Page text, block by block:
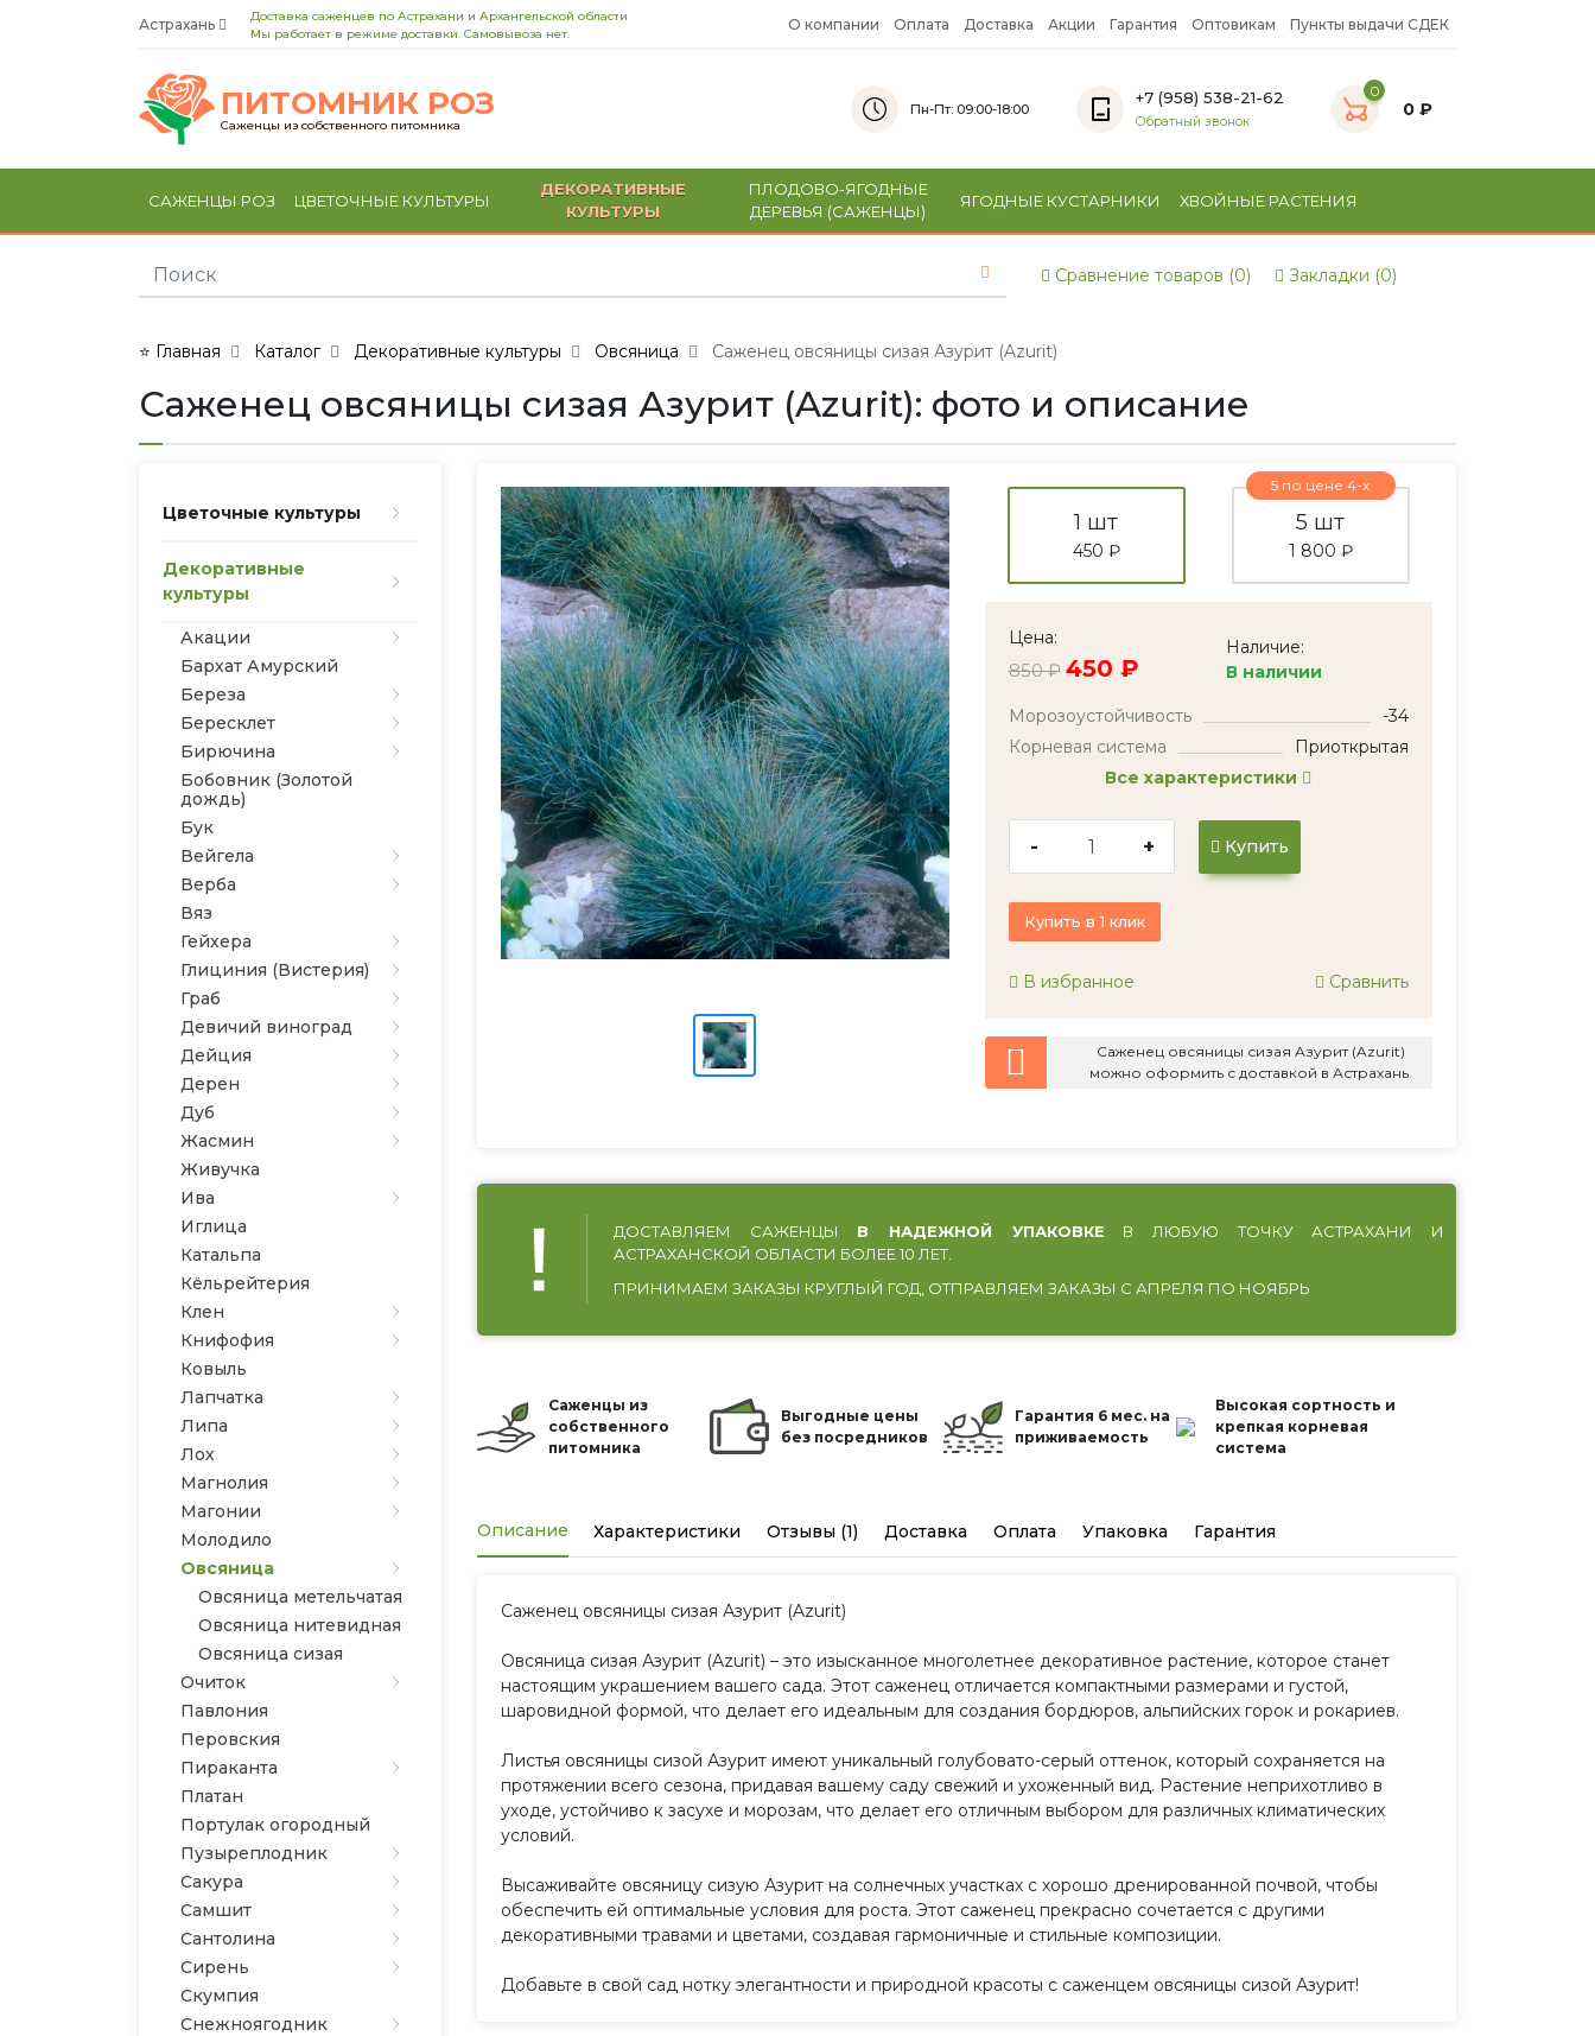
Астрахань
Доставка саженцев по Астрахани и Архангельской области
Мы работает в режиме доставки. Самовывоза нет.
О компании Оплата Доставка Акции Гарантия Оптовикам Пункты выдачи СДЕК
ПИТОМНИК РОЗ
Саженцы из собственного питомника
Пн-Пт: 09:00-18:00
+7 (958) 538-21-62
Обратный звонок
0
0 ₽
САЖЕНЦЫ РОЗ ЦВЕТОЧНЫЕ КУЛЬТУРЫ
ДЕКОРАТИВНЫЕ
КУЛЬТУРЫ
ПЛОДОВО-ЯГОДНЫЕ
ДЕРЕВЬЯ (САЖЕНЦЫ)
ЯГОДНЫЕ КУСТАРНИКИ ХВОЙНЫЕ РАСТЕНИЯ
Сравнение товаров (0) Закладки (0)
⭐ Главная Каталог Декоративные культуры Овсяница Саженец овсяницы сизая Азурит (Azurit)
Саженец овсяницы сизая Азурит (Azurit): фото и описание
Цветочные культуры
Декоративные
культуры
Акации
Бархат Амурский
Береза
Бересклет
Бирючина
Бобовник (Золотой
дождь)
Бук
Вейгела
Верба
Вяз
Гейхера
Глициния (Вистерия)
Граб
Девичий виноград
Дейция
Дерен
Дуб
Жасмин
Живучка
Ива
Иглица
Катальпа
Кёльрейтерия
Клен
Книфофия
Ковыль
Лапчатка
Липа
Лох
Магнолия
Магонии
Молодило
Овсяница
Овсяница метельчатая
Овсяница нитевидная
Овсяница сизая
Очиток
Павлония
Перовския
Пираканта
Платан
Портулак огородный
Пузыреплодник
Сакура
Самшит
Сантолина
Сирень
Скумпия
Снежноягодник
1 шт
450 ₽
5 по цене 4-х
5 шт
1 800 ₽
Цена:
850 ₽ 450 ₽
Наличие:
В наличии
Морозоустойчивость
-34
Корневая система
Приоткрытая
Все характеристики
- + Купить
Купить в 1 клик
В избранное Сравнить
Саженец овсяницы сизая Азурит (Azurit)
можно оформить с доставкой в Астрахань.
ДОСТАВЛЯЕМ САЖЕНЦЫ В НАДЕЖНОЙ УПАКОВКЕ В ЛЮБУЮ ТОЧКУ АСТРАХАНИ И
АСТРАХАНСКОЙ ОБЛАСТИ БОЛЕЕ 10 ЛЕТ.
ПРИНИМАЕМ ЗАКАЗЫ КРУГЛЫЙ ГОД, ОТПРАВЛЯЕМ ЗАКАЗЫ С АПРЕЛЯ ПО НОЯБРЬ
Саженцы из
собственного
питомника
Выгодные цены
без посредников
Гарантия 6 мес. на
приживаемость
Высокая сортность и
крепкая корневая
система
Описание Характеристики Отзывы (1) Доставка Оплата Упаковка Гарантия
Саженец овсяницы сизая Азурит (Azurit)
Овсяница сизая Азурит (Azurit) – это изысканное многолетнее декоративное растение, которое станет
настоящим украшением вашего сада. Этот саженец отличается компактными размерами и густой,
шаровидной формой, что делает его идеальным для создания бордюров, альпийских горок и рокариев.
Листья овсяницы сизой Азурит имеют уникальный голубовато-серый оттенок, который сохраняется на
протяжении всего сезона, придавая вашему саду свежий и ухоженный вид. Растение неприхотливо в
уходе, устойчиво к засухе и морозам, что делает его отличным выбором для различных климатических
условий.
Высаживайте овсяницу сизую Азурит на солнечных участках с хорошо дренированной почвой, чтобы
обеспечить ей оптимальные условия для роста. Этот саженец прекрасно сочетается с другими
декоративными травами и цветами, создавая гармоничные и стильные композиции.
Добавьте в свой сад нотку элегантности и природной красоты с саженцем овсяницы сизой Азурит!